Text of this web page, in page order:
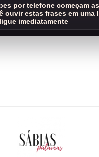
por telefone começam
ouvir estas frases em uma
imediatamente